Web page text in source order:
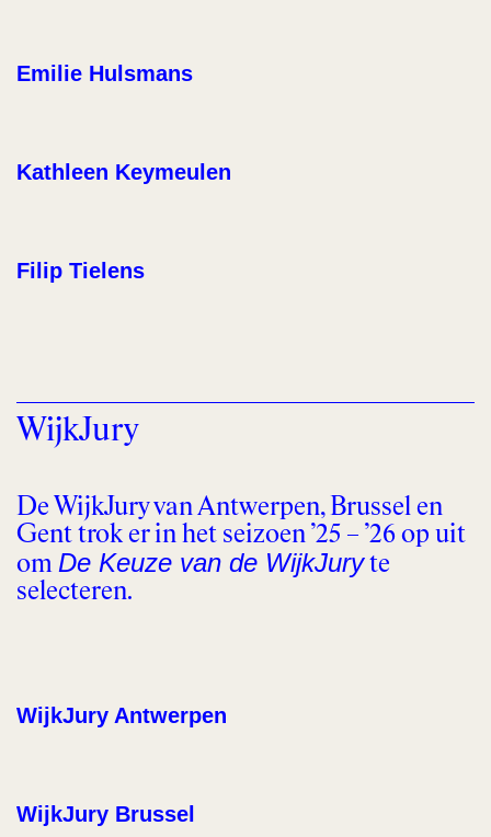
Emilie Hulsmans
Kathleen Keymeulen
Filip Tielens
WijkJury
De WijkJury van Antwerpen, Brussel en
Gent trok er in het seizoen ’25 – ’26 op uit
om De Keuze van de WijkJuryte
selecteren.
WijkJury Antwerpen
WijkJury Brussel